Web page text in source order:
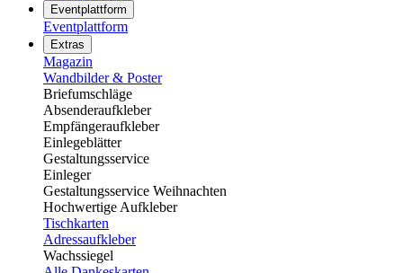
Eventplattform
Eventplattform
Extras
Magazin
Wandbilder & Poster
Briefumschläge
Absenderaufkleber
Empfängeraufkleber
Einlegeblätter
Gestaltungsservice
Einleger
Gestaltungsservice Weihnachten
Hochwertige Aufkleber
Tischkarten
Adressaufkleber
Wachssiegel